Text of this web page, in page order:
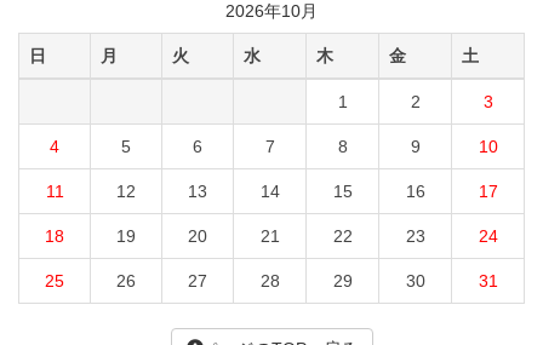
2026年10月
日 月 火 水 木 金 土
1 2 3
4 5 6 7 8 9 10
11 12 13 14 15 16 17
18 19 20 21 22 23 24
25 26 27 28 29 30 31